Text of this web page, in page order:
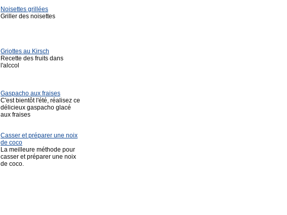
Noisettes grillées
Griller des noisettes
Griottes au Kirsch
Recette des fruits dans
l'alccol
Gaspacho aux fraises
C'est bientôt l'été, réalisez ce
délicieux gaspacho glacé
aux fraises
Casser et préparer une noix
de coco
La meilleure méthode pour
casser et préparer une noix
de coco.